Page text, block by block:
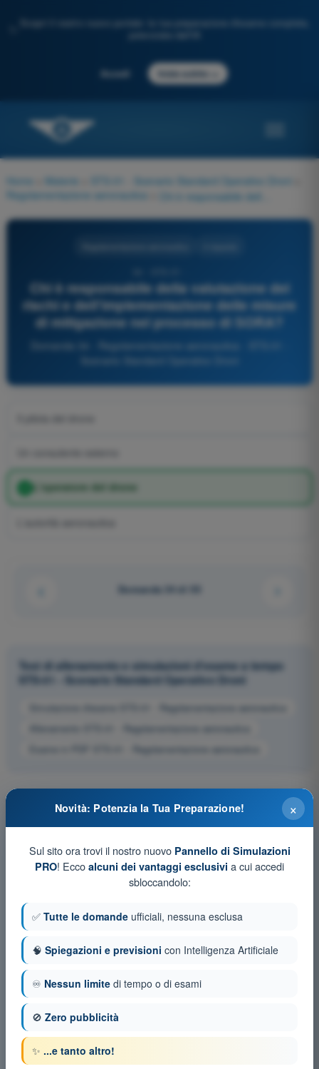
Scopri il nostro nuovo portale: la tua preparazione d'esame completa,
Accedi Inizia subito
Home Materie STS-01 - Scenario Standard Operativo Droni
Regolamentazione aeronautica
Chi è responsabile della valutazione dei
rischi e dell'implementazione delle misure
di mitigazione nel processo di SORA?
Domanda 34 - Regolamentazione aeronautica - STS-01 -
L'operatore del drone
Domanda 34 di 55
Test di allenamento e simulazioni d'esame a tempo
STS-01 - Scenario Standard Operativo Droni
Simulazione d'esame STS-01 - Regolamentazione aeronautica
Allenamento STS-01 - Regolamentazione aeronautica
Esame in PDF STS-01 - Regolamentazione aeronautica
×
Novità: Potenzia la Tua Preparazione!
Sul sito ora trovi il nostro nuovo Pannello di Simulazioni
PRO! Ecco alcuni dei vantaggi esclusivi a cui accedi
sbloccandolo:
✅ Tutte le domande ufficiali, nessuna esclusa
🧠 Spiegazioni e previsioni con Intelligenza Artificiale
♾️ Nessun limite di tempo o di esami
🚫 Zero pubblicità
✨ ...e tanto altro!